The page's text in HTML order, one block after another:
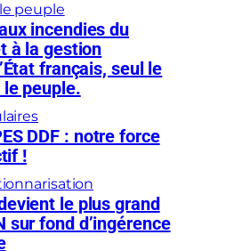
peuple
incendies du
à la gestion
français, seul le
peuple.
DDF : notre force
!
le plus grand
sur fond d’ingérence